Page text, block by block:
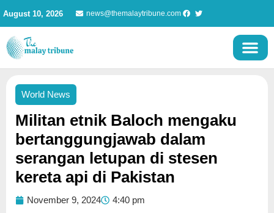
content
August 10, 2026 news@themalaytribune.com
World News
Militan etnik Baloch mengaku
bertanggungjawab dalam
serangan letupan di stesen
kereta api di Pakistan
November 9, 2024 4:40 pm